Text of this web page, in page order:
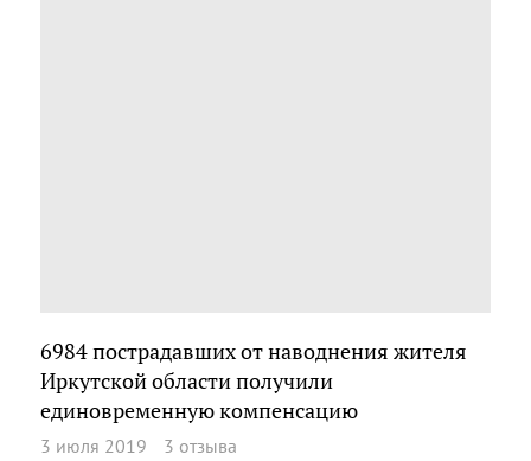
6984 пострадавших от наводнения жителя
Иркутской области получили
единовременную компенсацию
3 июля 2019 3 отзыва